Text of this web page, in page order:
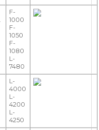
F-
1000
F-
1050
F-
1080
L-
7480
L-
4000
L-
4200
L-
4250